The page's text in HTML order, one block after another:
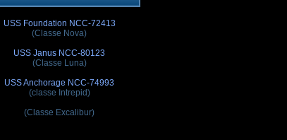
USS Foundation NCC-72413
(Classe Nova)
USS Janus NCC-80123
(Classe Luna)
USS Anchorage NCC-74993
(classe Intrepid)
(Classe Excalibur)